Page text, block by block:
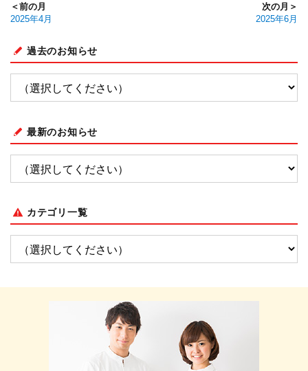
＜前の月
2025年4月
次の月＞
2025年6月
過去のお知らせ
最新のお知らせ
カテゴリ一覧